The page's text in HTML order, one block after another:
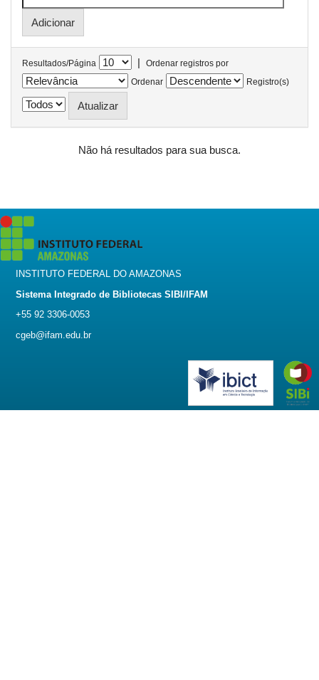
Resultados/Página |
Ordenar registros por
Ordenar
Registro(s)
Não há resultados para sua busca.
INSTITUTO FEDERAL DO AMAZONAS
Sistema Integrado de Bibliotecas SIBI/IFAM
+55 92 3306-0053
cgeb@ifam.edu.br